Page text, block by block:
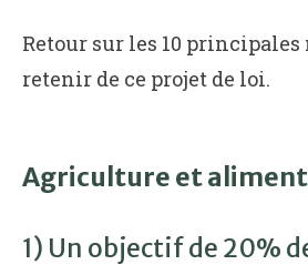
Retour sur les 10 principales
retenir de ce projet de loi.
Agriculture et
1) Un objectif de 20%